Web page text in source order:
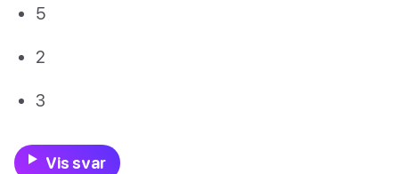
5
2
3
Vis svar